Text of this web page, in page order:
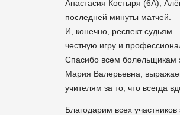
Анастасия Костыря (6А),
последней минуты матчей.
И, конечно, респект
честную игру и
Спасибо всем болельщикам
Мария Валерьевна,
учителям за то, что всегда
Благодарим всех